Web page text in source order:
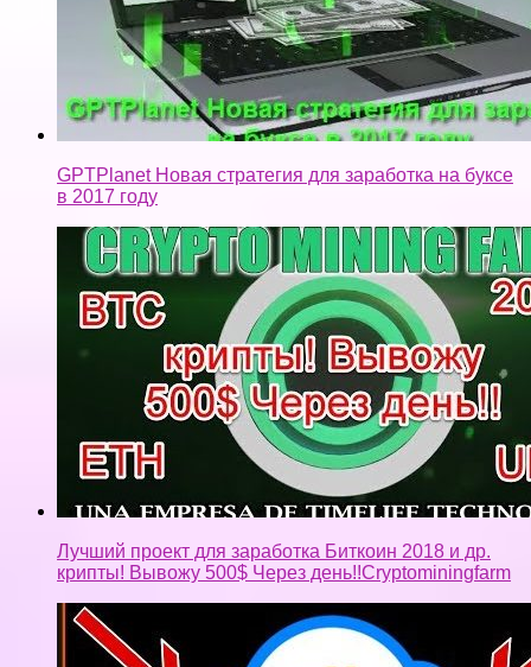
GPTPlanet Новая стратегия для заработка на буксе
в 2017 году
Лучший проект для заработка Биткоин 2018 и др.
крипты! Вывожу 500$ Через день!!Cryptominingfarm